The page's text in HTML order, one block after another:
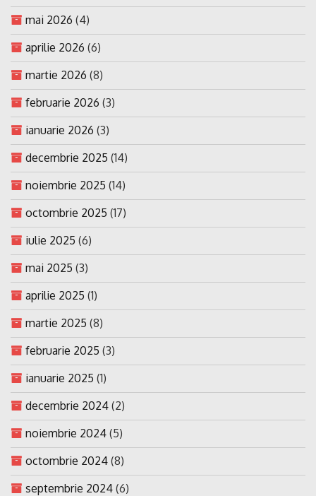
mai 2026 (4)
aprilie 2026 (6)
martie 2026 (8)
februarie 2026 (3)
ianuarie 2026 (3)
decembrie 2025 (14)
noiembrie 2025 (14)
octombrie 2025 (17)
iulie 2025 (6)
mai 2025 (3)
aprilie 2025 (1)
martie 2025 (8)
februarie 2025 (3)
ianuarie 2025 (1)
decembrie 2024 (2)
noiembrie 2024 (5)
octombrie 2024 (8)
septembrie 2024 (6)